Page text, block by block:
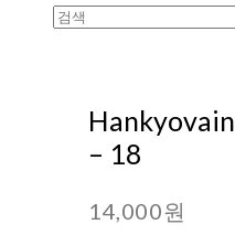
Hankyovain
‎– 18
14,000원